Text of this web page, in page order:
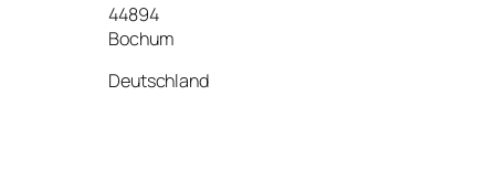
44894
Bochum
Deutschland